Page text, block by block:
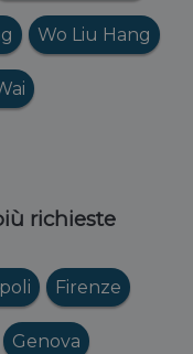
Wo Liu Hang
richieste
Firenze
Genova